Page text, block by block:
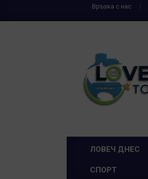
Връзка с нас
Primary
ЛОВЕЧ ДНЕС
СПОРТ